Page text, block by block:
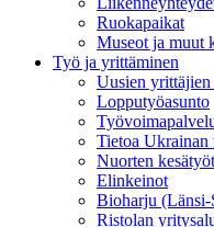
Ruokapaikat
Museot ja muut
Työ ja yrittä­minen
Uusien yrittäjien
Lopputyöasunto
Tietoa Ukrainan
Nuorten
Elinkeinot
Bioharju (Länsi-
Ristolan